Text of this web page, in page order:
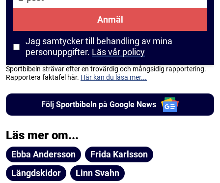
Anmäl
Jag samtycker till behandling av mina
personuppgifter. Läs vår policy
Sportbibeln strävar efter en trovärdig och mångsidig rapportering.
Rapportera faktafel här. Här kan du läsa mer...
Följ Sportbibeln på Google News
Läs mer om...
Ebba Andersson
Frida Karlsson
Längdskidor
Linn Svahn